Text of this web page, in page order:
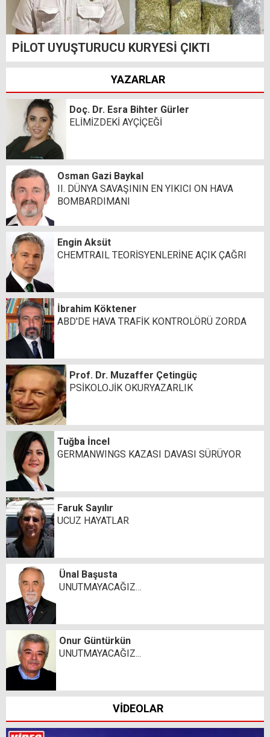
PİLOT UYUŞTURUCU KURYESİ ÇIKTI
YAZARLAR
Doç. Dr. Esra Bihter Gürler
ELİMİZDEKİ AYÇİÇEĞİ
Osman Gazi Baykal
II. DÜNYA SAVAŞININ EN YIKICI ON HAVA
BOMBARDIMANI
Engin Aksüt
CHEMTRAIL TEORİSYENLERİNE AÇIK ÇAĞRI
İbrahim Köktener
ABD'DE HAVA TRAFİK KONTROLÖRÜ ZORDA
Prof. Dr. Muzaffer Çetingüç
PSİKOLOJİK OKURYAZARLIK
Tuğba İncel
GERMANWINGS KAZASI DAVASI SÜRÜYOR
Faruk Sayılır
UCUZ HAYATLAR
Ünal Başusta
UNUTMAYACAĞIZ…
Onur Güntürkün
UNUTMAYACAĞIZ...
VİDEOLAR